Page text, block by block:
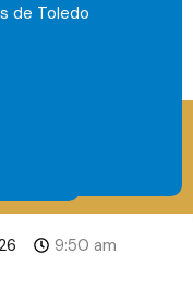
de Toledo
tu hipoteca
9:50 am